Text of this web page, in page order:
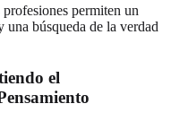
profesiones permiten un
búsqueda de la verdad
el